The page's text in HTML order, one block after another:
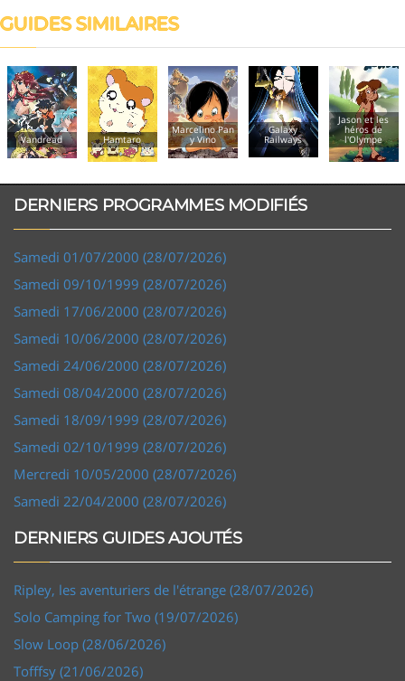
GUIDES SIMILAIRES
Vandread Hamtaro
Marcelino Pan
y Vino
Galaxy
Railways
Jason et les
héros de
l'Olympe
DERNIERS PROGRAMMES MODIFIÉS
Samedi 01/07/2000 (28/07/2026)
Samedi 09/10/1999 (28/07/2026)
Samedi 17/06/2000 (28/07/2026)
Samedi 10/06/2000 (28/07/2026)
Samedi 24/06/2000 (28/07/2026)
Samedi 08/04/2000 (28/07/2026)
Samedi 18/09/1999 (28/07/2026)
Samedi 02/10/1999 (28/07/2026)
Mercredi 10/05/2000 (28/07/2026)
Samedi 22/04/2000 (28/07/2026)
DERNIERS GUIDES AJOUTÉS
Ripley, les aventuriers de l'étrange (28/07/2026)
Solo Camping for Two (19/07/2026)
Slow Loop (28/06/2026)
Tofffsy (21/06/2026)